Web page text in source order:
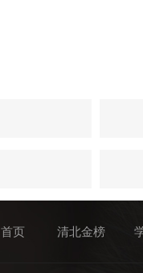
首页 清北金榜